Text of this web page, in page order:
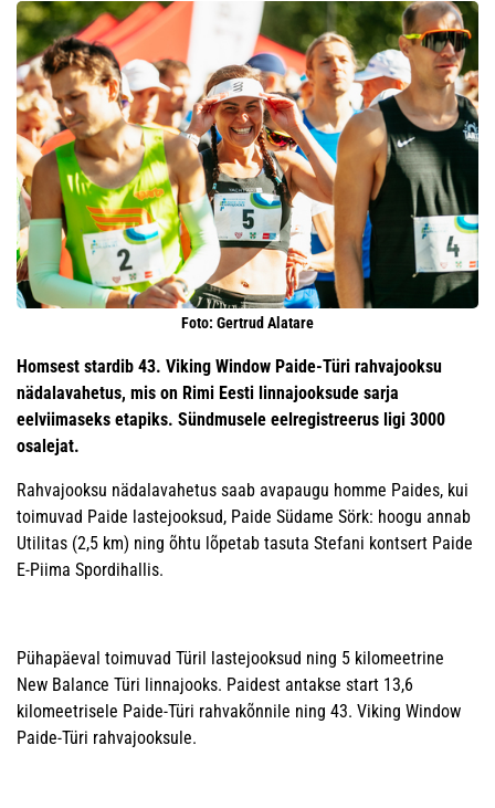
Foto: Gertrud Alatare
Homsest stardib 43. Viking Window Paide-Türi rahvajooksu
nädalavahetus, mis on Rimi Eesti linnajooksude sarja
eelviimaseks etapiks. Sündmusele eelregistreerus ligi 3000
osalejat.
Rahvajooksu nädalavahetus saab avapaugu homme Paides, kui
toimuvad Paide lastejooksud, Paide Südame Sörk: hoogu annab
Utilitas (2,5 km) ning õhtu lõpetab tasuta Stefani kontsert Paide
E-Piima Spordihallis.
Pühapäeval toimuvad Türil lastejooksud ning 5 kilomeetrine
New Balance Türi linnajooks. Paidest antakse start 13,6
kilomeetrisele Paide-Türi rahvakõnnile ning 43. Viking Window
Paide-Türi rahvajooksule.